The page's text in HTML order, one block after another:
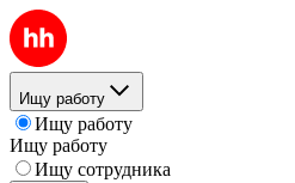
Ищу работу
Ищу работу
Ищу работу
Ищу сотрудника